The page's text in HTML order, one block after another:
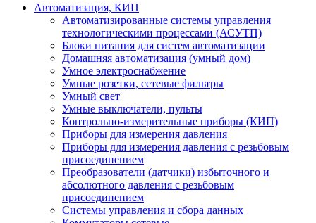
Автоматизация, КИП
Автоматизированные системы управления
технологическими процессами (АСУТП)
Блоки питания для систем автоматизации
Домашняя автоматизация (умный дом)
Умное электроснабжение
Умные розетки, сетевые фильтры
Умный свет
Умные выключатели, пульты
Контрольно-измерительные приборы (КИП)
Приборы для измерения давления
Приборы для измерения давления с резьбовым
присоединением
Преобразователи (датчики) избыточного и
абсолютного давления с резьбовым
присоединением
Системы управления и сбора данных